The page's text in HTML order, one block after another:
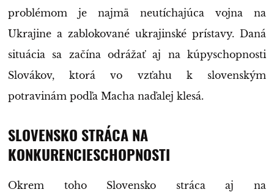
problémom je najmä neutíchajúca vojna na
Ukrajine a zablokované ukrajinské prístavy. Daná
situácia sa začína odrážať aj na kúpyschopnosti
Slovákov, ktorá vo vzťahu k slovenským
potravinám podľa Macha naďalej klesá.
SLOVENSKO STRÁCA NA
KONKURENCIESCHOPNOSTI
Okrem toho Slovensko stráca aj na